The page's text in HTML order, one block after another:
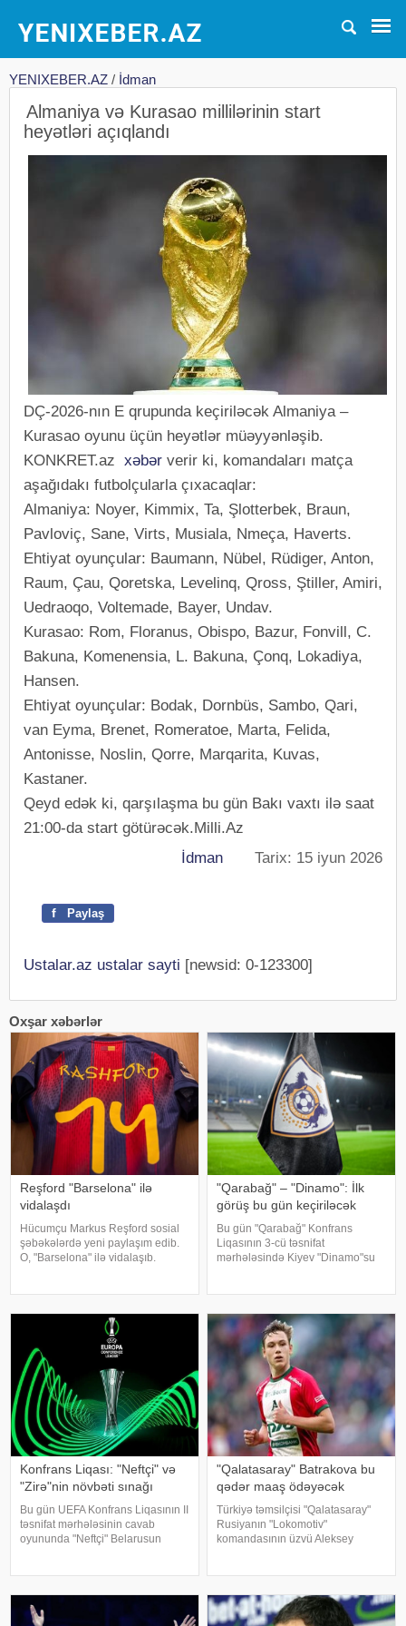
YENIXEBER.AZ / İdman
Almaniya və Kurasao millilərinin start
heyətləri açıqlandı
DÇ-2026-nın E qrupunda keçiriləcək Almaniya –
Kurasao oyunu üçün heyətlər müəyyənləşib.
KONKRET.az xəbər verir ki, komandaları matça
aşağıdakı futbolçularla çıxacaqlar:
Almaniya: Noyer, Kimmix, Ta, Şlotterbek, Braun,
Pavloviç, Sane, Virts, Musiala, Nmeça, Haverts.
Ehtiyat oyunçular: Baumann, Nübel, Rüdiger, Anton,
Raum, Çau, Qoretska, Levelinq, Qross, Ştiller, Amiri,
Uedraoqo, Voltemade, Bayer, Undav.
Kurasao: Rom, Floranus, Obispo, Bazur, Fonvill, C.
Bakuna, Komenensia, L. Bakuna, Çonq, Lokadiya,
Hansen.
Ehtiyat oyunçular: Bodak, Dornbüs, Sambo, Qari,
van Eyma, Brenet, Romeratoe, Marta, Felida,
Antonisse, Noslin, Qorre, Marqarita, Kuvas,
Kastaner.
Qeyd edək ki, qarşılaşma bu gün Bakı vaxtı ilə saat
21:00-da start götürəcək.Milli.Az
İdman Tarix: 15 iyun 2026
f Paylaş
Ustalar.az ustalar sayti [newsid: 0-123300]
Oxşar xəbərlər
Reşford "Barselona" ilə
vidalaşdı
Hücumçu Markus Reşford sosial
şəbəkələrdə yeni paylaşım edib.
O, "Barselona" ilə vidalaşıb.
müddəti başa çatdıqdan sonra
"Qarabağ" – "Dinamo": İlk
görüş bu gün keçiriləcək
Bu gün "Qarabağ" Konfrans
Liqasının 3-cü təsnifat
mərhələsində Kiyev "Dinamo"su
Bakı vaxt
Konfrans Liqası: "Neftçi" və
"Zirə"nin növbəti sınağı
Bu gün UEFA Konfrans Liqasının II
təsnifat mərhələsinin cavab
oyununda "Neftçi" Belarusun
şəhərindəki "Beroe"
"Qalatasaray" Batrakova bu
qədər maaş ödəyəcək
Türkiyə təmsilçisi "Qalatasaray"
Rusiyanın "Lokomotiv"
komandasının üzvü Aleksey
istinadən xəbər veri